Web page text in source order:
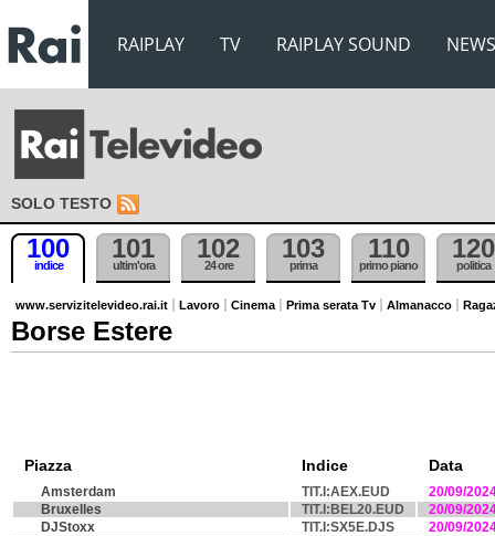
RAIPLAY TV RAIPLAY SOUND NEWS
SOLO TESTO
100
indice
101
ultim'ora
102
24 ore
103
prima
110
primo piano
120
politica
www.servizitelevideo.rai.it Lavoro Cinema Prima serata Tv Almanacco
Borse Estere
Piazza Indice Data
Amsterdam TIT.I:AEX.EUD
20/09/
Bruxelles
TIT.I:BEL20.EUD
20/09/
DJStoxx
TIT.I:SX5E.DJS
20/09/